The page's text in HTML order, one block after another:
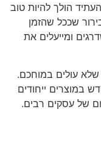
הולך להיות טוב
שככל שהזמן
ומייעלים את
שלא עולים במוחכם.
ייחודים
של עסקים רבים.